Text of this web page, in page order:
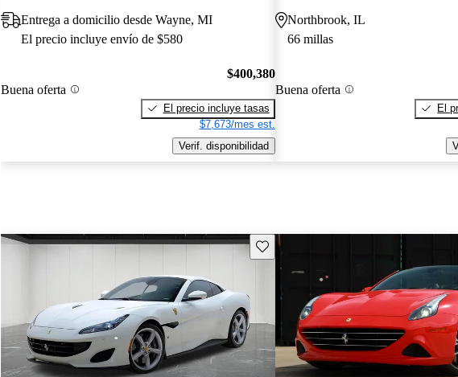
Entrega a domicilio desde Wayne, MI
El precio incluye envío de $580
Buena oferta
$400,380
El precio incluye tasas
$7,673/mes est.
Verif. disponibilidad
Northbrook, IL
66 millas
Buena oferta
El
Guarda este Aviso